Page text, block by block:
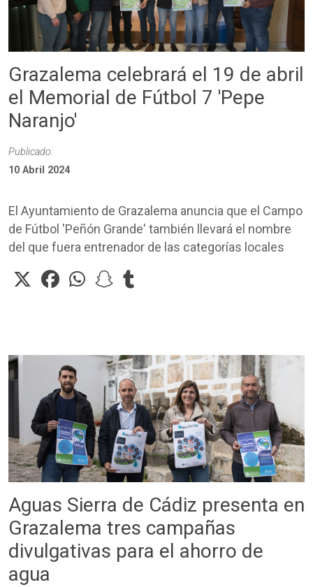
Grazalema celebrará el 19 de abril
el Memorial de Fútbol 7 'Pepe
Naranjo'
Publicado:
10 Abril 2024
El Ayuntamiento de Grazalema anuncia que el Campo
de Fútbol 'Peñón Grande' también llevará el nombre
del que fuera entrenador de las categorías locales
Aguas Sierra de Cádiz presenta en
Grazalema tres campañas
divulgativas para el ahorro de
agua